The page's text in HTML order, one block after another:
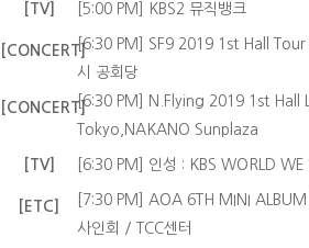
[TV] [5:00 PM] KBS2 뮤직뱅크
[CONCERT][6:30 PM] SF9 2019 1st Hall
시 공회당
[CONCERT][6:30 PM] N.Flying 2019 1st Hall
Tokyo,NAKANO Sunplaza
[TV] [6:30 PM] 인성 : KBS WORLD WE
[ETC]
[7:30 PM] AOA 6TH MINI
사인회 / TCC센터